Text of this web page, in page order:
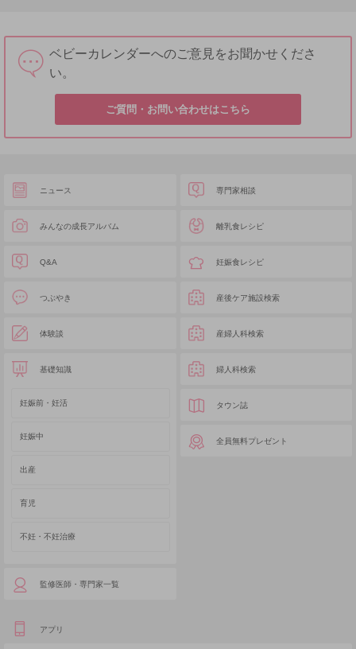
ベビーカレンダーへのご意見をお聞かせくださ
い。
ご質問・お問い合わせはこちら
ニュース
みんなの成長アルバム
Q&A
つぶやき
体験談
基礎知識
妊娠前・妊活
妊娠中
出産
育児
不妊・不妊治療
監修医師・専門家一覧
専門家相談
離乳食レシピ
妊娠食レシピ
産後ケア施設検索
産婦人科検索
婦人科検索
タウン誌
全員無料プレゼント
アプリ